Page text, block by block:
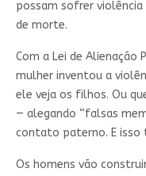
possam sofrer violência
de morte.
Com a Lei de Alienação
mulher inventou a
ele veja os filhos. Ou
— alegando “falsas
contato paterno. E isso
Os homens vão